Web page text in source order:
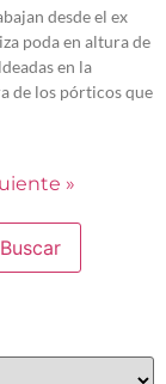
desde el ex
poda en altura de
en la
de los pórticos que
»